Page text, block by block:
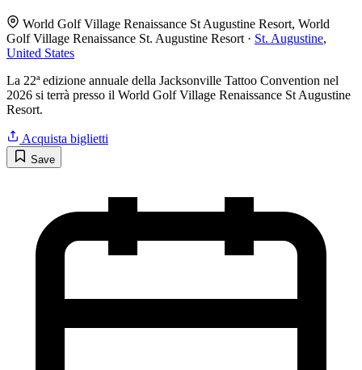
World Golf Village Renaissance St Augustine Resort, World
Golf Village Renaissance St. Augustine Resort · St. Augustine,
United States
La 22ª edizione annuale della Jacksonville Tattoo Convention nel
2026 si terrà presso il World Golf Village Renaissance St Augustine
Resort.
Acquista biglietti
Save